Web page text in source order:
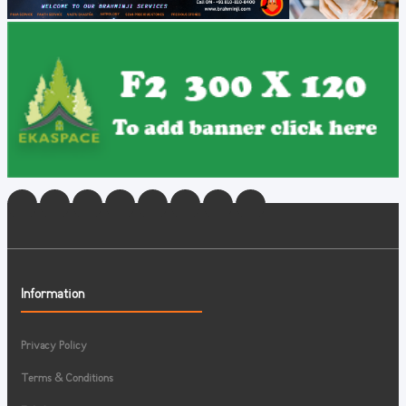
Information
Privacy Policy
Terms & Conditions